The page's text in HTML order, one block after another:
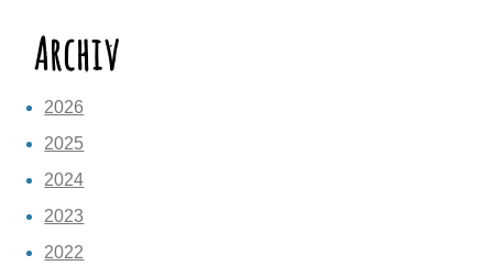
Archiv
2026
2025
2024
2023
2022